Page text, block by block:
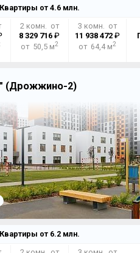
Квартиры от 4.6 млн.
2 комн. от
8 329 716 ₽
от 50,5 м2
3 комн. от
11 938 472₽
от 64,4 м2
(Дрожжино-2)
Квартиры от 6.2 млн.